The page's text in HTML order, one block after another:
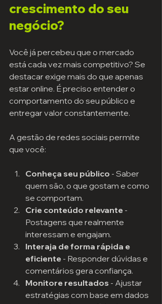
crescimento do seu
negócio?
Você já percebeu que o mercado
está cada vez mais competitivo? Se
destacar exige mais do que apenas
estar online. É preciso entender o
comportamento do seu público e
entregar valor constantemente.
A gestão de redes sociais permite
que você:
Conheça seu público - Saber
quem são, o que gostam e como
se comportam.
Crie conteúdo relevante -
Postagens que realmente
interessam e engajam.
Interaja de forma rápida e
eficiente - Responder dúvidas e
comentários gera confiança.
Monitore resultados - Ajustar
estratégias com base em dados